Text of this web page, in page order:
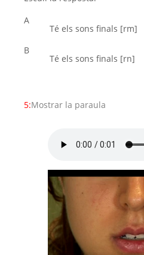
A
Té els sons finals [rm]
B
Té els sons finals [rn]
5:Mostrar la paraula